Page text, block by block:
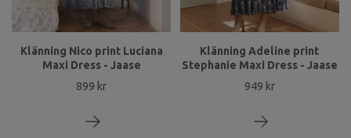
Klänning Nico print Luciana
Maxi Dress - Jaase
899 kr
Klänning Adeline print
Stephanie Maxi Dress - Jaase
949 kr